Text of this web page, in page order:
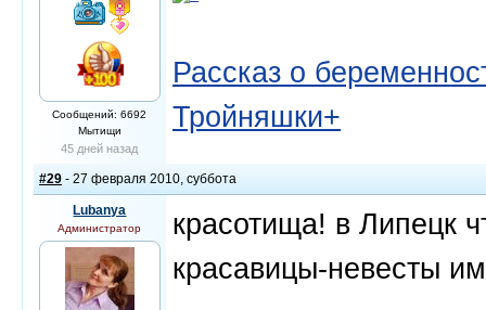
Сообщений: 6692
Мытищи
45 дней назад
Рассказ о
Тройняшки+
#29 - 27 февраля 2010, суббота
Lubanya
Администратор
красотища! в Липецк
красавицы-невесты